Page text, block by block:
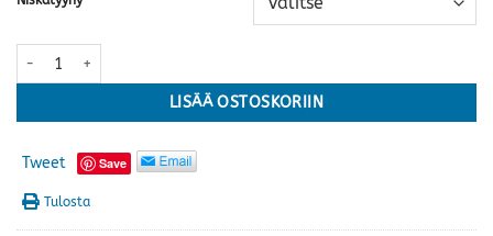
Seniorituoli, sähkötoiminen + nostoavustin, kangas · useita värejä
LISÄÄ OSTOSKORIIN
Tweet Save
Tulosta